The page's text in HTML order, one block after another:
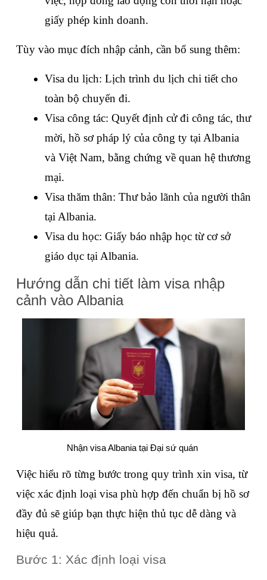
giấy phép kinh doanh.
Tùy vào mục đích nhập cảnh, cần bổ sung thêm:
Visa du lịch: Lịch trình du lịch chi tiết cho
toàn bộ chuyến đi.
Visa công tác: Quyết định cử đi công tác, thư
mời, hồ sơ pháp lý của công ty tại Albania
và Việt Nam, bằng chứng về quan hệ thương
mại.
Visa thăm thân: Thư bảo lãnh của người thân
tại Albania.
Visa du học: Giấy báo nhập học từ cơ sở
giáo dục tại Albania.
Hướng dẫn chi tiết làm visa nhập
cảnh vào Albania
Nhận visa Albania tại Đại sứ quán
Việc hiểu rõ từng bước trong quy trình xin visa, từ
việc xác định loại visa phù hợp đến chuẩn bị hồ sơ
đầy đủ sẽ giúp bạn thực hiện thủ tục dễ dàng và
hiệu quả.
Bước 1: Xác định loại visa